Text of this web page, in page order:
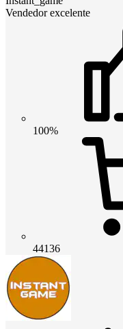
Vendedor excelente
100%
44136